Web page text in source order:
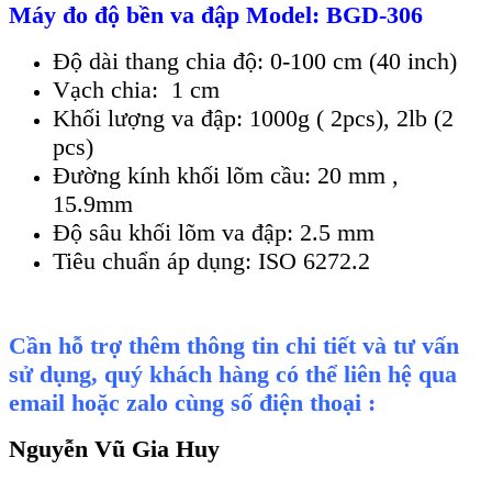
Máy đo độ bền va đập Model: BGD-306
Độ dài thang chia độ: 0-100 cm (40 inch)
Vạch chia: 1 cm
Khối lượng va đập: 1000g ( 2pcs), 2lb (2
pcs)
Đường kính khối lõm cầu: 20 mm ,
15.9mm
Độ sâu khối lõm va đập: 2.5 mm
Tiêu chuẩn áp dụng: ISO 6272.2
Cần hỗ trợ thêm thông tin chi tiết và tư vấn
sử dụng, quý khách hàng có thể liên hệ qua
email hoặc zalo cùng số điện thoại :
Nguyễn Vũ Gia Huy